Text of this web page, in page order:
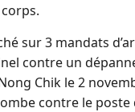
sur 3 mandats
contre un
Chik le 2
contre le poste